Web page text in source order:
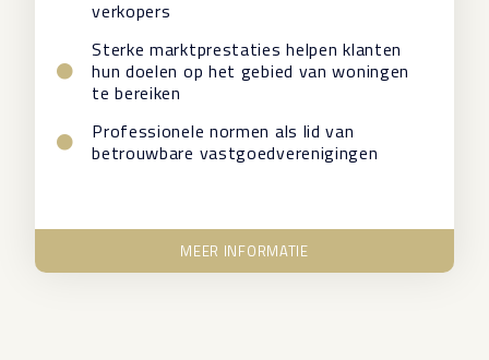
verkopers
Sterke marktprestaties helpen klanten
hun doelen op het gebied van woningen
te bereiken
Professionele normen als lid van
betrouwbare vastgoedverenigingen
MEER INFORMATIE